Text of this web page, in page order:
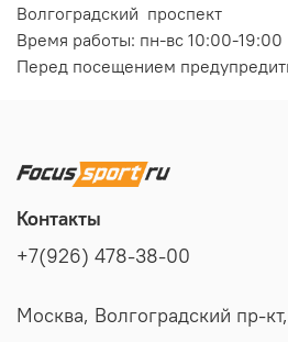
Волгоградский проспект
Время работы: пн-вс 10:00-19:00
Перед посещением
Контакты
+7(926) 478-38-00
Москва, Волгоградский пр-